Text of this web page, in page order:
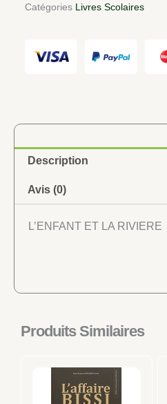
Catégories Livres Scolaires
Description
Avis (0)
L’ENFANT ET LA RIVIERE
Produits Similaires